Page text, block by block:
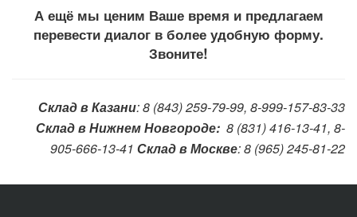
А ещё мы ценим Ваше время и предлагаем
перевести диалог в более удобную форму.
Звоните!
Склад в Казани: 8 (843) 259-79-99, 8-999-157-83-33
Склад в Нижнем Новгороде: 8 (831) 416-13-41, 8-
905-666-13-41 Склад в Москве: 8 (965) 245-81-22